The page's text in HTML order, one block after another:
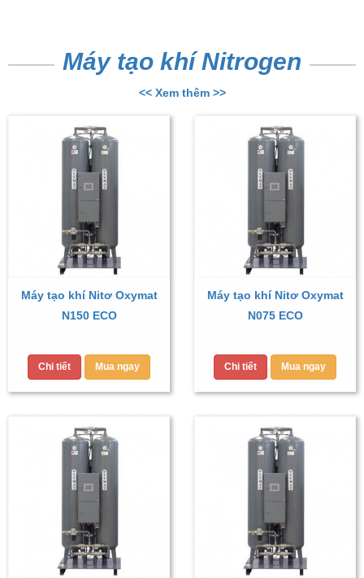
Máy tạo khí Nitrogen
<< Xem thêm >>
Máy tạo khí Nitơ Oxymat
N150 ECO
Chi tiết Mua ngay
Máy tạo khí Nitơ Oxymat
N075 ECO
Chi tiết Mua ngay